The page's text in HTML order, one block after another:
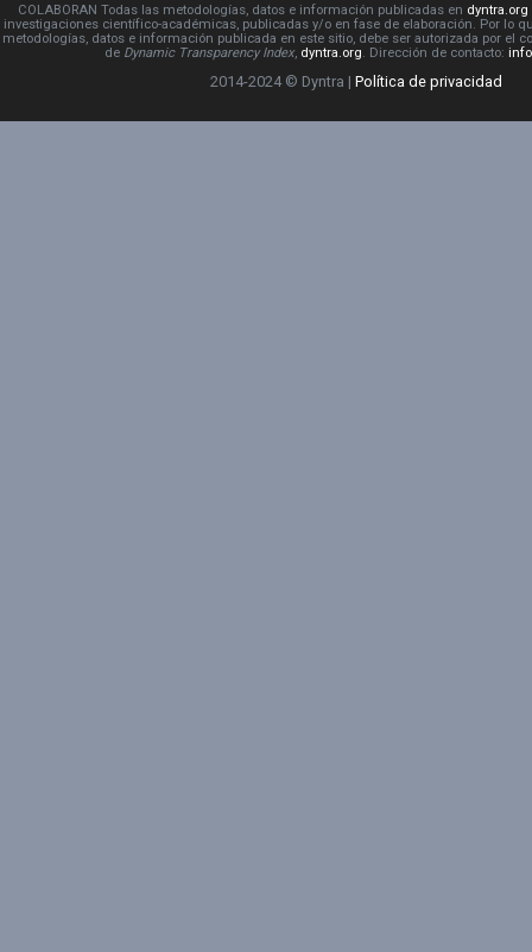
COLABORAN Todas las metodologías, datos e información publicadas en dyntra.org
investigaciones científico-académicas, publicadas y/o en fase de elaboración. Por lo
metodologías, datos e información publicada en este sitio, debe ser autorizada por el
de Dynamic Transparency Index, dyntra.org. Dirección de contacto:
2014-2024 © Dyntra | Política de privacidad